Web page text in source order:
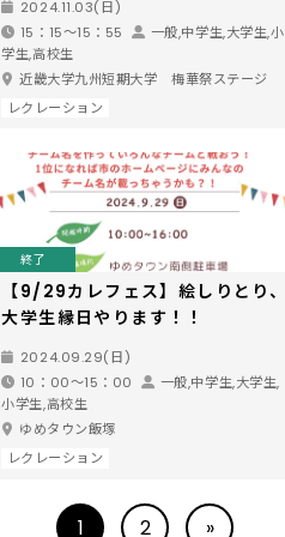
2024.11.03(日)
15：15～15：55
一般,中学生,大学生,小
学生,高校生
近畿大学九州短期大学 梅華祭ステージ
レクレーション
終了
【9/29カレフェス】絵しりとり、
大学生縁日やります！！
2024.09.29(日)
10：00～15：00
一般,中学生,大学生,
小学生,高校生
ゆめタウン飯塚
レクレーション
1 2 »